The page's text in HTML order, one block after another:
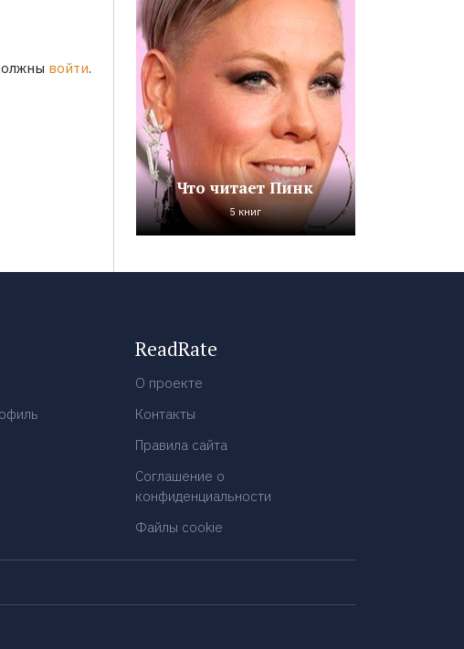
войти.
Что читает Пинк
5 книг
ReadRate
О проекте
Контакты
Правила сайта
Соглашение о
конфиденциальности
Файлы cookie